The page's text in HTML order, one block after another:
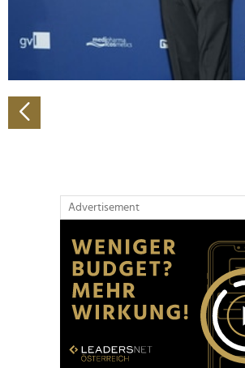
analysieren. Außerdem geben wir
Verwendung unserer Website an
soziale Medien, Werbung und Analysen
Partner führen diese Informationen
haben oder die sie im Rahmen Ihrer
gesammelt haben.
Advertisement